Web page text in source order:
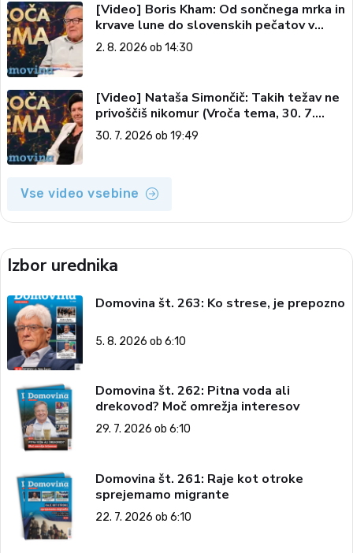
[Video] Boris Kham: Od sončnega mrka in
krvave lune do slovenskih pečatov v
vesolju (Vroča tema, 2. 8. 2026)
2. 8. 2026 ob 14:30
[Video] Nataša Simončič: Takih težav ne
privoščiš nikomur (Vroča tema, 30. 7.
2026)
30. 7. 2026 ob 19:49
Vse video vsebine
Izbor urednika
Domovina št. 263: Ko strese, je prepozno
5. 8. 2026 ob 6:10
Domovina št. 262: Pitna voda ali
drekovod? Moč omrežja interesov
29. 7. 2026 ob 6:10
Domovina št. 261: Raje kot otroke
sprejemamo migrante
22. 7. 2026 ob 6:10